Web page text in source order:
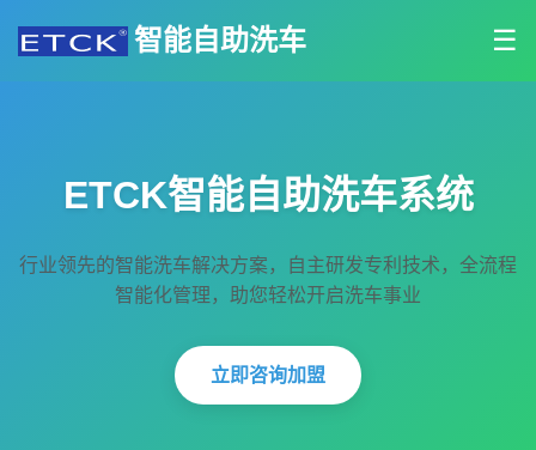
智能自助洗车 ☰
ETCK智能自助洗车系统
行业领先的智能洗车解决方案，自主研发专利技术，全流程
智能化管理，助您轻松开启洗车事业
立即咨询加盟